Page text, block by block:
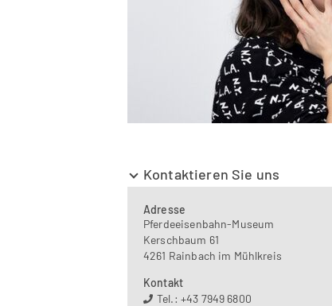
Kontaktieren Sie uns
Adresse
Pferdeeisenbahn-Museum
Kerschbaum 61
4261 Rainbach im Mühlkreis
Kontakt
Tel.: +43 7949 6800